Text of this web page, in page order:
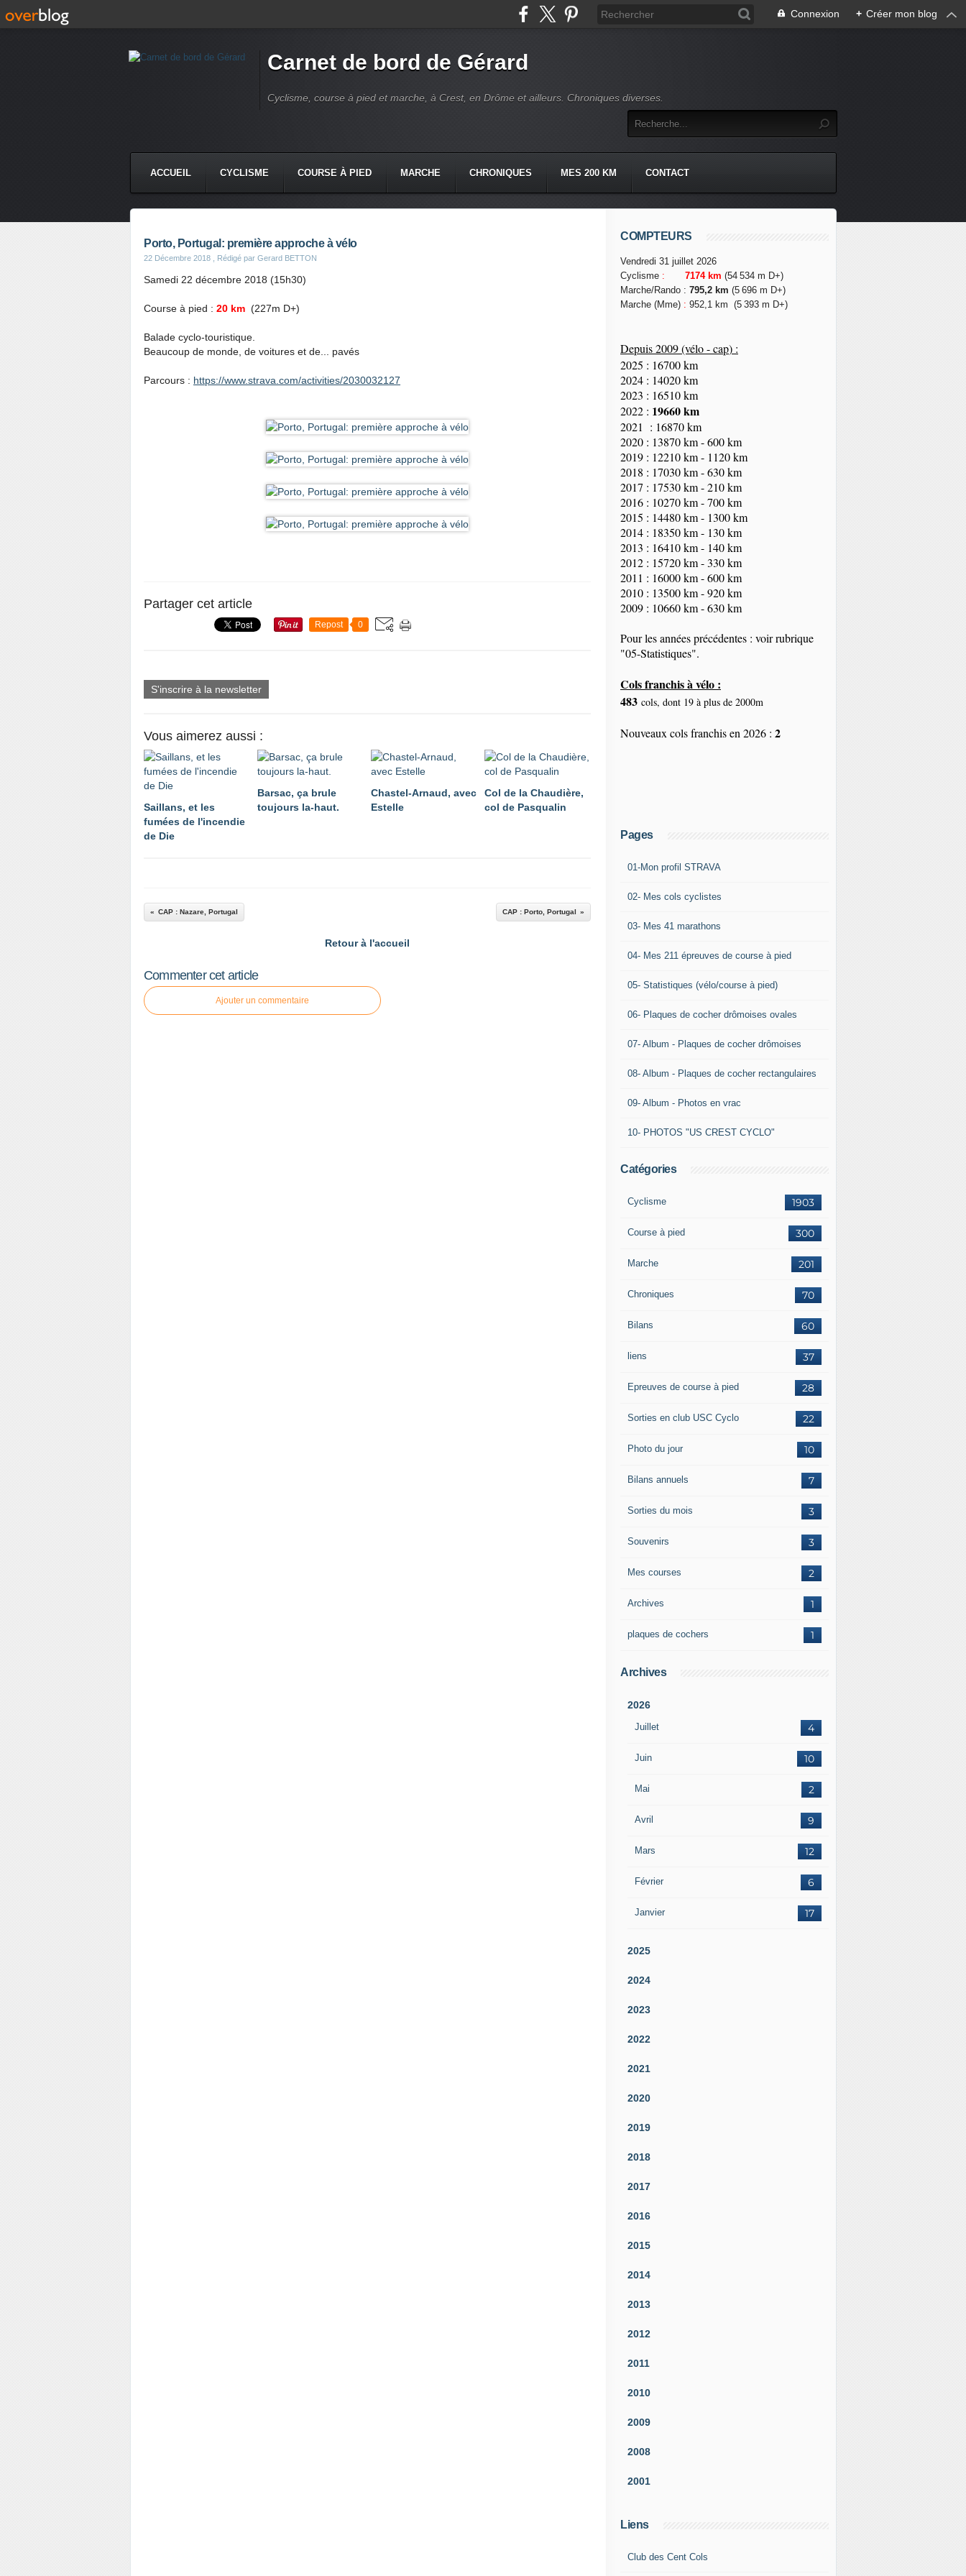
Connexion + Créer mon blog
Carnet de bord de Gérard
Cyclisme, course à pied et marche, à Crest, en Drôme et ailleurs. Chroniques diverses.
ACCUEIL CYCLISME COURSE À PIED MARCHE CHRONIQUES MES 200 KM CONTACT
Porto, Portugal: première approche à vélo
22 Décembre 2018 , Rédigé par Gerard BETTON
Samedi 22 décembre 2018 (15h30)
Course à pied : 20 km (227m D+)
Balade cyclo-touristique.
Beaucoup de monde, de voitures et de... pavés
Parcours : https://www.strava.com/activities/2030032127
Partager cet article
Repost 0
S'inscrire à la newsletter
Vous aimerez aussi :
Saillans, et les
fumées de l'incendie
de Die
Barsac, ça brule
toujours la-haut.
Chastel-Arnaud, avec
Estelle
Col de la Chaudière,
col de Pasqualin
CAP : Nazare, Portugal CAP : Porto, Portugal
Retour à l'accueil
Commenter cet article
Ajouter un commentaire
COMPTEURS
Vendredi 31 juillet 2026
Cyclisme : 7174 km (54 534 m D+)
Marche/Rando : 795,2 km (5 696 m D+)
Marche (Mme) : 952,1 km (5 393 m D+)
Depuis 2009 (vélo - cap) :
2025 : 16700 km
2024 : 14020 km
2023 : 16510 km
2022 : 19660 km
2021 : 16870 km
2020 : 13870 km - 600 km
2019 : 12210 km - 1120 km
2018 : 17030 km - 630 km
2017 : 17530 km - 210 km
2016 : 10270 km - 700 km
2015 : 14480 km - 1300 km
2014 : 18350km- 130 km
2013 : 16410 km - 140 km
2012 : 15720 km - 330 km
2011 : 16000 km - 600 km
2010 : 13500 km - 920 km
2009 : 10660 km - 630 km
Pour les années précédentes : voir rubrique
"05-Statistiques".
Cols franchis à vélo :
483 cols, dont 19 à plus de 2000m
Nouveaux cols franchis en 2026 : 2
Pages
01-Mon profil STRAVA
02- Mes cols cyclistes
03- Mes 41 marathons
04- Mes 211 épreuves de course à pied
05- Statistiques (vélo/course à pied)
06- Plaques de cocher drômoises ovales
07- Album - Plaques de cocher drômoises
08- Album - Plaques de cocher rectangulaires
09- Album - Photos en vrac
10- PHOTOS "US CREST CYCLO"
Catégories
1903
Cyclisme
300
Course à pied
201
Marche
70
Chroniques
60
Bilans
37
liens
28
Epreuves de course à pied
22
Sorties en club USC Cyclo
10
Photo du jour
7
Bilans annuels
3
Sorties du mois
3
Souvenirs
2
Mes courses
1
Archives
1
plaques de cochers
Archives
2026
Juillet 4
Juin 10
Mai 2
Avril 9
Mars 12
Février 6
Janvier 17
2025
2024
2023
2022
2021
2020
2019
2018
2017
2016
2015
2014
2013
2012
2011
2010
2009
2008
2001
Liens
Club des Cent Cols